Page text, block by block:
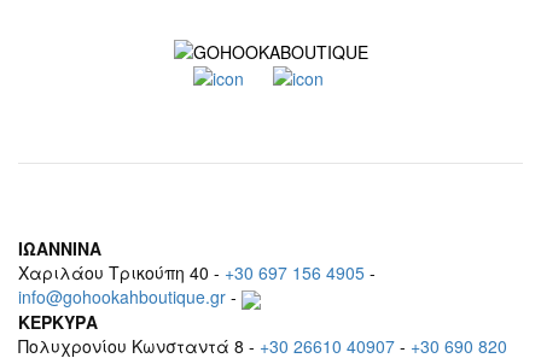
ΙΩΑΝΝΙΝΑ
Χαριλάου Τρικούπη 40 - +30 697 156 4905 -
info@gohookahboutique.gr -
ΚΕΡΚΥΡΑ
Πολυχρονίου Κωνσταντά 8 - +30 26610 40907 - +30 690 820